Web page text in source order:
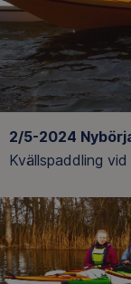
2/5-2024
Kvällspaddling